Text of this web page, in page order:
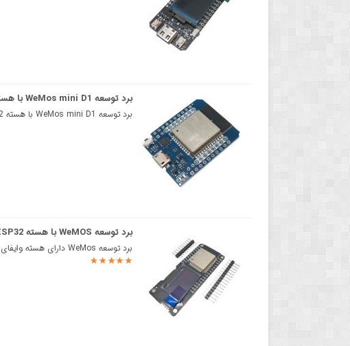
برد توسعه WeMos mini D1 با هسته ESP-WROOM-32 دارای بلوتوث و وایفای داخلی
برد توسعه WeMos mini D1 با هسته ESP-WROOM-32 دارای بلوتوث و وایفای داخلیبرد توسعه MH-ET LIVE دارای م..
برد توسعه WeMOS با هسته ESP32 و OLED
برد توسعه WeMos دارای هسته وایفای ESP32 و نمایشگر OLED برد توسعه WeMOS با هسته ESP32 یک برد وای فای ..